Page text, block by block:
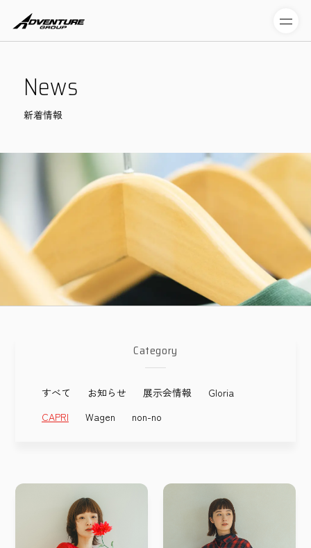
News
新着情報
Category
すべて お知らせ 展示会情報
Gloria
CAPRI
Wagen non-no